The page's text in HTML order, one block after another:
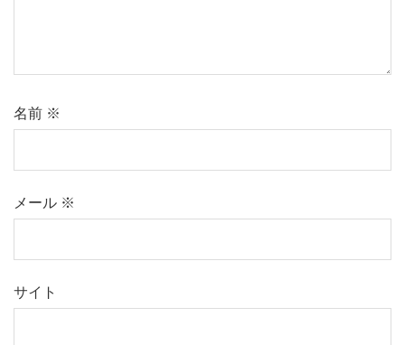
名前 ※
メール ※
サイト